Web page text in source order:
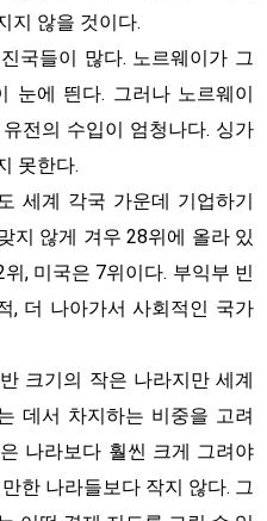
지 않을 것이다.
국들이 많다. 노르웨이가 그
눈에 띈다. 그러나 노르웨이
전의 수입이 엄청나다. 싱가
못한다.
세계 각국 가운데 기업하기
지 않게 겨우 28위에 올라 있
, 미국은 7위이다. 부익부 빈
, 더 나아가서 사회적인 국가
크기의 작은 나라지만 세계
데서 차지하는 비중을 고려
나라보다 훨씬 크게 그려야
한 나라들보다 작지 않다. 그